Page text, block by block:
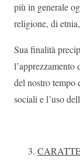
più in generale
religione, di
Sua finalità
del nostro tempo
sociali e l’uso